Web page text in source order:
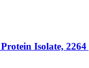
Isolate,